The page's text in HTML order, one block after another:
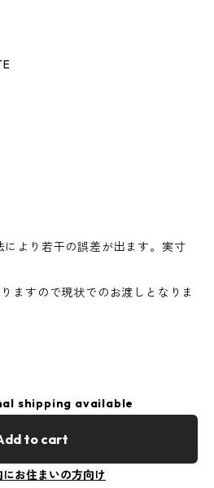
により若干の誤差が出ます。実寸
ますので現状でのお渡しとなりま
shipping available
to cart
にお住まいの方向け